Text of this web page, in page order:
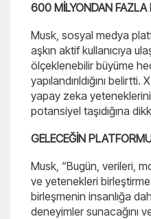
600 MİLYONDAN FAZLA
Musk, sosyal medya
aşkın aktif kullanıcıya
ölçeklenebilir büyüme
yapılandırıldığını
yapay zeka
potansiyel taşıdığına
GELECEĞİN
Musk, “Bugün, verileri,
ve yetenekleri
birleşmenin insanlığa
deneyimler sunacağını